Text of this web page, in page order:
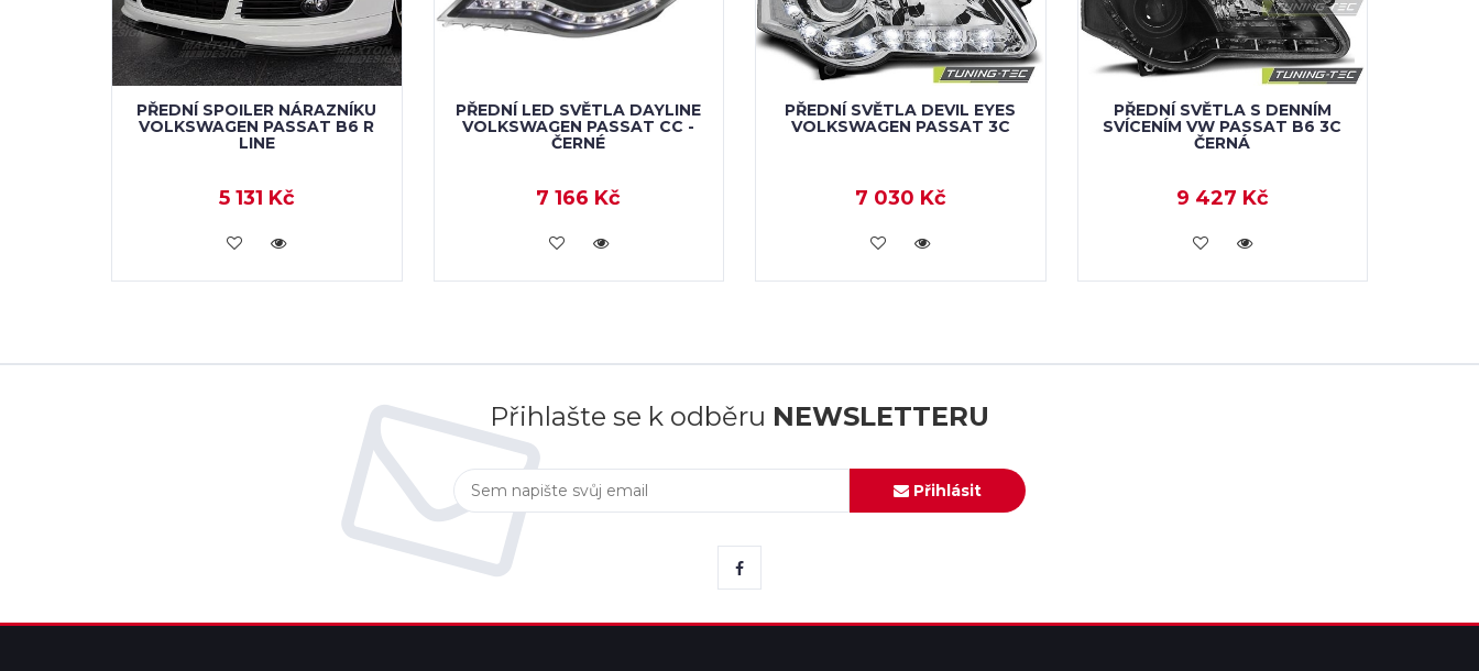
PŘEDNÍ SPOILER NÁRAZNÍKU
VOLKSWAGEN PASSAT B6 R
LINE
5 131 Kč
KOUPIT
PŘEDNÍ LED SVĚTLA DAYLINE
VOLKSWAGEN PASSAT CC -
ČERNÉ
7 166 Kč
KOUPIT
PŘEDNÍ SVĚTLA DEVIL EYES
VOLKSWAGEN PASSAT 3C
7 030 Kč
KOUPIT
PŘEDNÍ SVĚTLA S DENNÍM
SVÍCENÍM VW PASSAT B6 3C
ČERNÁ
9 427 Kč
KOUPIT
Přihlašte se k odběru NEWSLETTERU
Přihlásit